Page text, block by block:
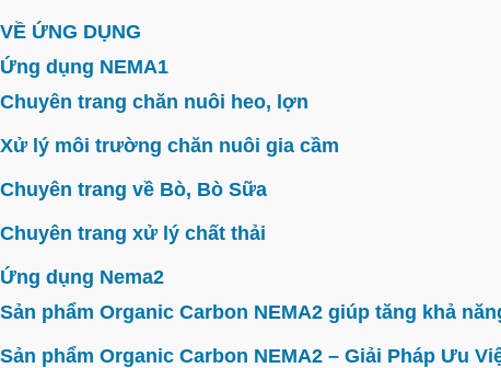
VỀ ỨNG DỤNG
Ứng dụng NEMA1
Chuyên trang chăn nuôi heo, lợn
Xử lý môi trường chăn nuôi gia cầm
Chuyên trang về Bò, Bò Sữa
Chuyên trang xử lý chất thải
Ứng dụng Nema2
Sản phẩm Organic Carbon NEMA2 giúp tăng khả
Sản phẩm Organic Carbon NEMA2 – Giải Pháp Ưu